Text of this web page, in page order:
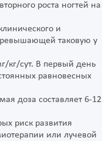
роста ногтей на
и
таковую у
кг/сут. В первый день
равновесных
доза составляет 6-12
риск развития
или лучевой